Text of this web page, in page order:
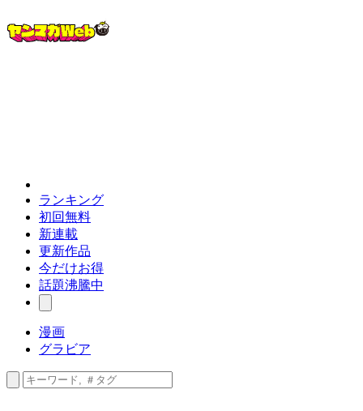
ランキング
初回無料
新連載
更新作品
今だけお得
話題沸騰中
漫画
グラビア